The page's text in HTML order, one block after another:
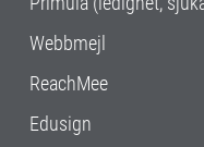
Webbmejl
ReachMee
Edusign